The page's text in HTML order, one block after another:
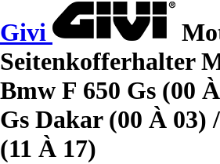
Givi
Seitenkofferhalter
Bmw F 650 Gs (00
Gs Dakar (00 À 03)
(11 À 17)